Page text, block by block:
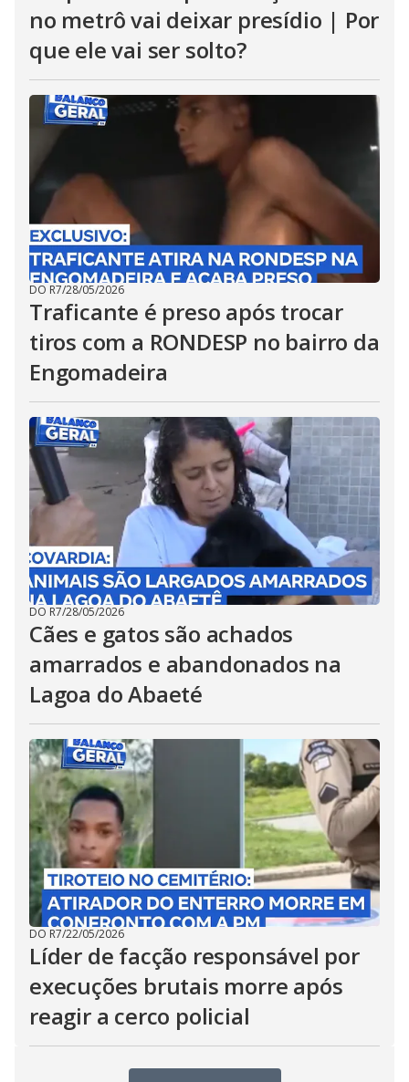
no metrô vai deixar presídio | Por
que ele vai ser solto?
DO R7/28/05/2026
Traficante é preso após trocar
tiros com a RONDESP no bairro da
Engomadeira
DO R7/28/05/2026
Cães e gatos são achados
amarrados e abandonados na
Lagoa do Abaeté
DO R7/22/05/2026
Líder de facção responsável por
execuções brutais morre após
reagir a cerco policial